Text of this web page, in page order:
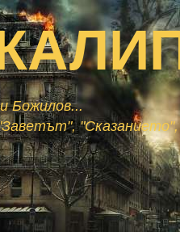
Божилов...